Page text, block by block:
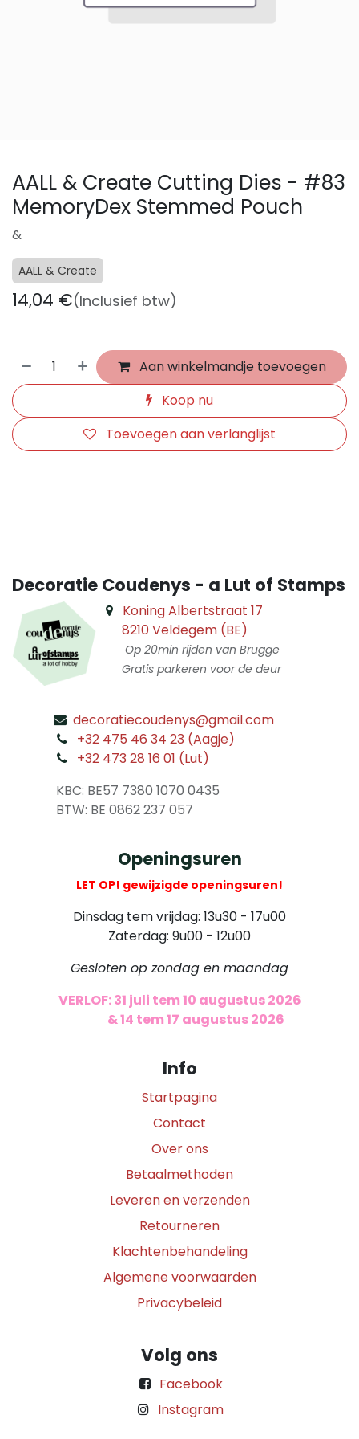
AALL & Create Cutting Dies - #83
MemoryDex Stemmed Pouch
&
AALL & Create
14,04 €(Inclusief btw)
Aan winkelmandje toevoegen
Koop nu
Toevoegen aan verlanglijst
Decoratie Coudenys - a Lut of Stamps
Koning Albertstraat 17
8210 Veldegem (BE)
Op 20min rijden van Brugge
Gratis parkeren voor de deur
decoratiecoudenys@gmail.com
+32 475 46 34 23 (Aagje)
+32 473 28 16 01 (Lut)
KBC: BE57 7380 1070 0435
​ BTW: BE 0862 237 057
Openingsuren
LET OP! gewijzigde openingsuren!
Dinsdag tem vrijdag: 13u30 - 17u00
Zaterdag: 9u00 - 12u00
Gesloten op zondag en maandag
VERLOF: 31 juli tem 10 augustus 2026
& 14 tem 17 augustus 2026
Info
Startpagina
Contact
Over ons
Betaalmethoden
Leveren en verzenden
Retourneren
Klachtenbehandeling
Algemene voorwaarden
Privacybeleid
Volg ons
Facebook
Instagram